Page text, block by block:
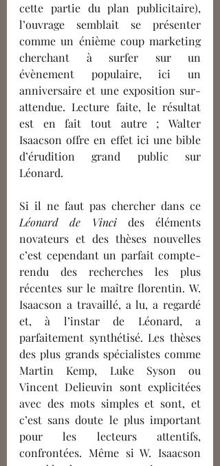
cette partie du plan publicitaire),
l’ouvrage semblait se présenter
comme un énième coup marketing
cherchant à surfer sur un
évènement populaire, ici un
anniversaire et une exposition sur-
attendue. Lecture faite, le résultat
est en fait tout autre ; Walter
Isaacson offre en effet ici une bible
d’érudition grand public sur
Léonard.
Léonard de Vinci des éléments
novateurs et des thèses nouvelles
c’est cependant un parfait compte-
rendu des recherches les plus
récentes sur le maître florentin. W.
Isaacson a travaillé, a lu, a regardé
et, à l’instar de Léonard, a
parfaitement synthétisé. Les thèses
des plus grands spécialistes comme
Martin Kemp, Luke Syson ou
Vincent Delieuvin sont explicitées
avec des mots simples et sont, et
c’est sans doute le plus important
pour les lecteurs attentifs,
confrontées. Même si W. Isaacson